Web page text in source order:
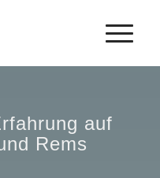
auf
Rems